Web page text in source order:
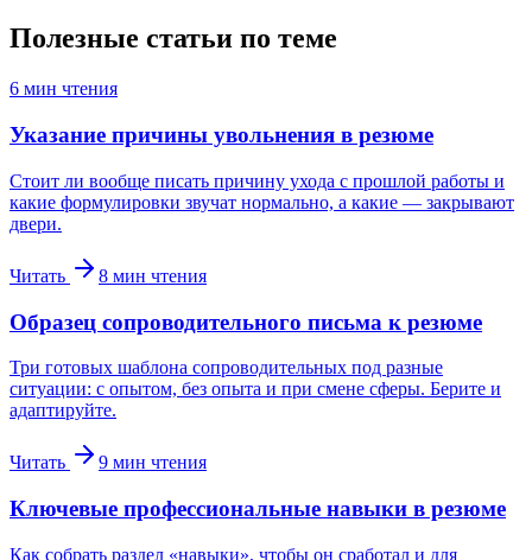
Полезные статьи по теме
6 мин чтения
Указание причины увольнения в резюме
Стоит ли вообще писать причину ухода с прошлой работы и
какие формулировки звучат нормально, а какие — закрывают
двери.
Читать 8 мин чтения
Образец сопроводительного письма к резюме
Три готовых шаблона сопроводительных под разные
ситуации: с опытом, без опыта и при смене сферы. Берите и
адаптируйте.
Читать 9 мин чтения
Ключевые профессиональные навыки в резюме
Как собрать раздел «навыки», чтобы он сработал и для